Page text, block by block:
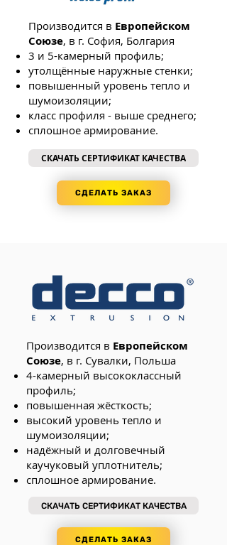
Производится в Европейском
Союзе, в г. София, Болгария
3 и 5-камерный профиль;
утолщённые наружные стенки;
повышенный уровень тепло и
шумоизоляции;
класс профиля - выше среднего;
сплошное армирование.
СКАЧАТЬ СЕРТИФИКАТ КАЧЕСТВА
СДЕЛАТЬ ЗАКАЗ
Производится в Европейском
Союзе, в г. Сувалки, Польша
4-камерный высококлассный
профиль;
повышенная жёсткость;
высокий уровень тепло и
шумоизоляции;
надёжный и долговечный
каучуковый уплотнитель;
сплошное армирование.
СКАЧАТЬ СЕРТИФИКАТ КАЧЕСТВА
СДЕЛАТЬ ЗАКАЗ